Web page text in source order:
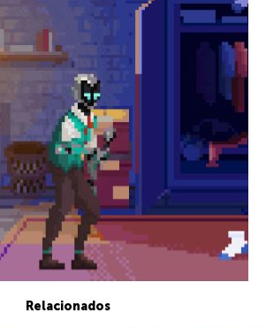
Relacionados